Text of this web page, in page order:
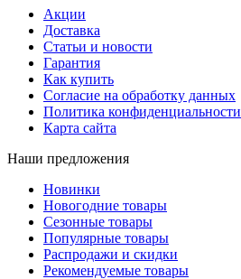
Акции
Доставка
Статьи и новости
Гарантия
Как купить
Согласие на обработку данных
Политика конфиденциальности
Карта сайта
Наши предложения
Новинки
Новогодние товары
Сезонные товары
Популярные товары
Распродажи и скидки
Рекомендуемые товары